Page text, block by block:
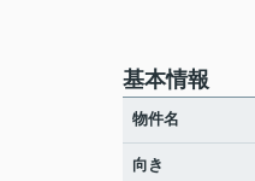
基本情報
物件名
向き